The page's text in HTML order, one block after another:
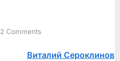
2 Commentson
Виталий Сероклинов